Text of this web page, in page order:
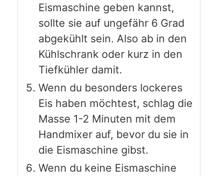
Eismaschine geben kannst,
sollte sie auf ungefähr 6 Grad
abgekühlt sein. Also ab in den
Kühlschrank oder kurz in den
Tiefkühler damit.
Wenn du besonders lockeres
Eis haben möchtest, schlag die
Masse 1-2 Minuten mit dem
Handmixer auf, bevor du sie in
die Eismaschine gibst.
Wenn du keine Eismaschine